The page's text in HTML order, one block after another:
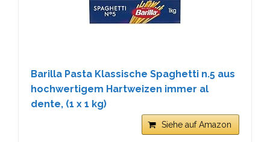
Barilla Pasta Klassische Spaghetti n.5 aus
hochwertigem Hartweizen immer al
dente, (1 x 1 kg)
Siehe auf Amazon